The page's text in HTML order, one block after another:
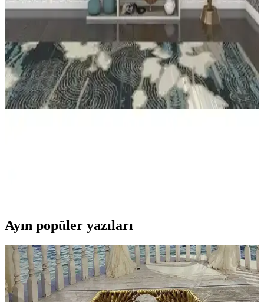
Bino'nun altın renkli elips duvar rafı seti, şık tasarımı ve çok amaçlı
kullanım özellikleriyle yaşam alanlarına estetik ve fonksiyonellik
katar. Kolay montaj ve dayanıklı malzeme ile uzun ömür sağlar.
Mbes Mobilya Dekoratif Raf Beyaz: Modern ve
Fonksiyonel Tasarım ile Şık Mekanlar Yaratın
Mbes Mobilya'nın beyaz dekoratif rafı, şıklık ve fonksiyonelliği bir
araya getirerek yaşam alanlarınızı güzelleştirir, montajı kolaydır ve
dayanıklıdır.
Ayın popüler yazıları